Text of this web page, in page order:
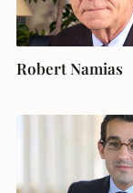
Robert Namias